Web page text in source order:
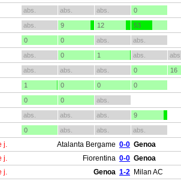
abs. abs. abs. 0
abs. 9 12 53
0 0 abs. abs.
abs. 0 1 abs.
abs. abs. abs. 0 16
1 0 0 0
0 0 abs.
abs. abs. abs. 9
0 abs. abs. abs.
j. Atalanta Bergame 0-0 Genoa
j. Fiorentina 0-0 Genoa
j. Genoa 1-2 Milan AC